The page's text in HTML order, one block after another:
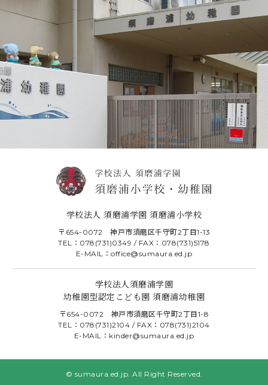
学校法人 須磨浦学園 須磨浦小学校
〒654-0072 神戸市須磨区千守町2丁目1-13
TEL：078(731)0349 / FAX：078(731)5178
E-MAIL：office@sumaura.ed.jp
学校法人須磨浦学園
幼稚園型認定こども園 須磨浦幼稚園
〒654-0072 神戸市須磨区千守町2丁目1-8
TEL：078(731)2104 / FAX：078(731)2104
E-MAIL：kinder@sumaura.ed.jp
© sumaura.ed.jp. All Right Reserved.